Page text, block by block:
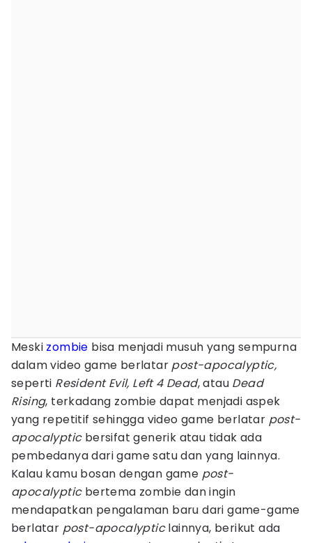
Meski zombie bisa menjadi musuh yang sempurna
dalam video game berlatar post-apocalyptic,
seperti Resident Evil, Left 4 Dead, atau Dead
Rising, terkadang zombie dapat menjadi aspek
yang repetitif sehingga video game berlatar post-
apocalypticbersifat generik atau tidak ada
pembedanya dari game satu dan yang lainnya.
Kalau kamu bosan dengan game post-
apocalypticbertema zombie dan ingin
mendapatkan pengalaman baru dari game-game
berlatar post-apocalypticlainnya, berikut ada